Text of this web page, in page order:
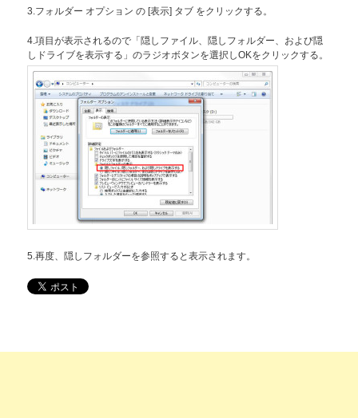
3.フォルダー オプション の [表示] タブ をクリックする。
4.項目が表示されるので「隠しファイル、隠しフォルダー、および隠
しドライブを表示する」のラジオボタンを選択しOKをクリックする。
5.再度、隠しフォルダーを参照すると表示されます。